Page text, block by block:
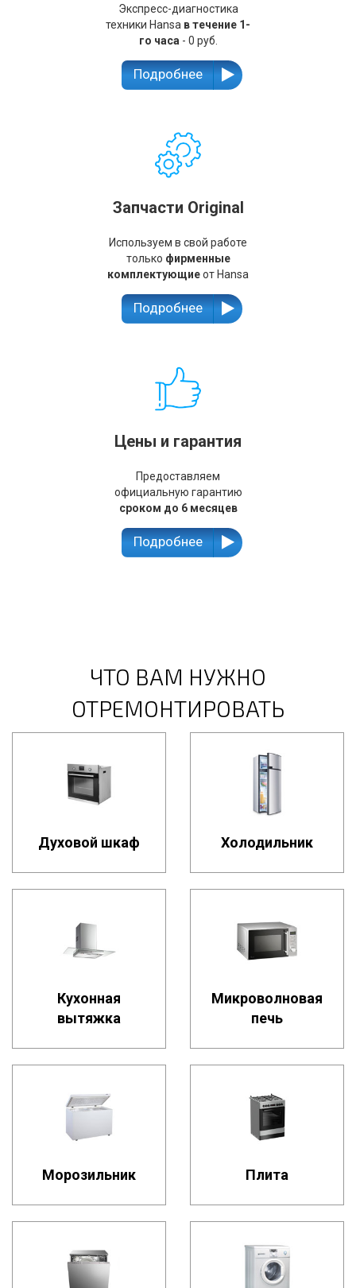
Экспресс-диагностика
техники Hansa в течение 1-
го часа - 0 руб.
Подробнее
Запчасти Original
Используем в свой работе
только фирменные
комплектующиеот Hansa
Подробнее
Цены и гарантия
Предоставляем
официальную гарантию
сроком до 6 месяцев
Подробнее
ЧТО ВАМ НУЖНО
ОТРЕМОНТИРОВАТЬ
Духовой шкаф Холодильник
Кухонная
вытяжка
Микроволновая
печь
Морозильник Плита